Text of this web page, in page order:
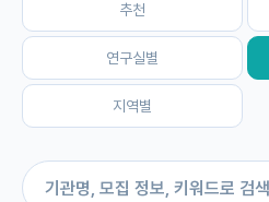
대학원생 모집 홈
기관별 모집 정보
연구실별 모집 정보
지역별 모집 정보
추천
연구실별
지역별